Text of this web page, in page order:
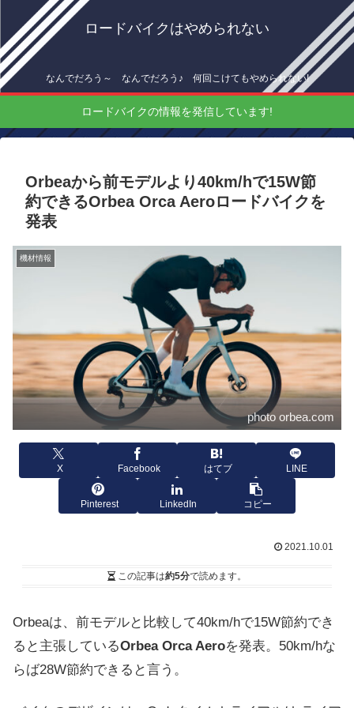
ロードバイクはやめられない
なんでだろう～ なんでだろう♪ 何回こけてもやめられない!
ロードバイクの情報を発信しています!
Orbeaから前モデルより40km/hで15W節
約できるOrbea Orca Aeroロードバイクを
発表
機材情報
photo orbea.com
X Facebook はてブ LINE
Pinterest LinkedIn コピー
2021.10.01
この記事は約5分で読めます。
Orbeaは、前モデルと比較して40km/hで15W節約でき
ると主張しているOrbea Orca Aeroを発表。50km/hな
らば28W節約できると言う。